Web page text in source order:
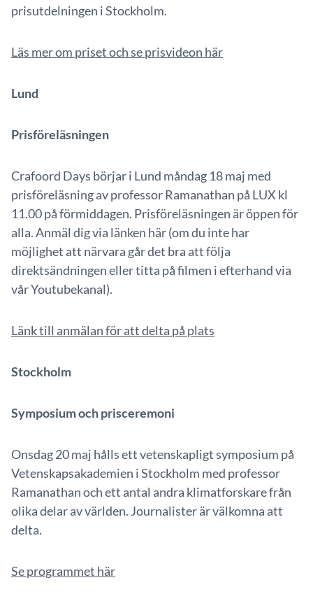
prisutdelningen i Stockholm.
Läs mer om priset och se prisvideon här
Lund
Prisföreläsningen
Crafoord Days börjar i Lund måndag 18 maj med
prisföreläsning av professor Ramanathan på LUX kl
11.00 på förmiddagen. Prisföreläsningen är öppen för
alla. Anmäl dig via länken här (om du inte har
möjlighet att närvara går det bra att följa
direktsändningen eller titta på filmen i efterhand via
vår Youtubekanal).
Länk till anmälan för att delta på plats
Stockholm
Symposium och prisceremoni
Onsdag 20 maj hålls ett vetenskapligt symposium på
Vetenskapsakademien i Stockholm med professor
Ramanathan och ett antal andra klimatforskare från
olika delar av världen. Journalister är välkomna att
delta.
Se programmet här